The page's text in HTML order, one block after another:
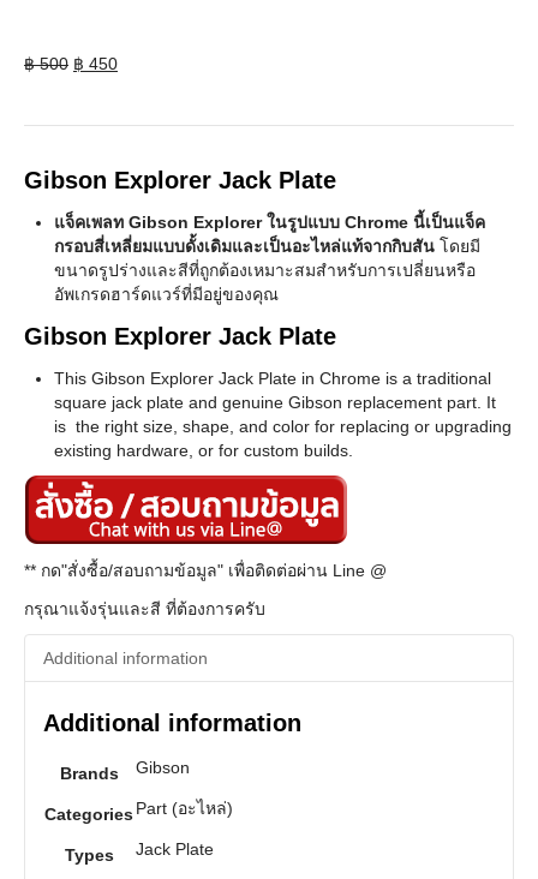
฿500 Original
฿ 450Current
Gibson Explorer Jack Plate
แจ็คเพลท Gibson Explorer ในรูปแบบ Chrome นี้เป็นแจ็ค
กรอบสี่เหลี่ยมแบบดั้งเดิมและเป็นอะไหล่แท้จากกิบสัน โดยมี
ขนาดรูปร่างและสีที่ถูกต้องเหมาะสมสำหรับการเปลี่ยนหรือ
อัพเกรดฮาร์ดแวร์ที่มีอยู่ของคุณ
Gibson Explorer Jack Plate
This Gibson Explorer Jack Plate in Chrome is a traditional
square jack plate and genuine Gibson replacement part. It
is the right size, shape, and color for replacing or upgrading
existing hardware, or for custom builds.
** กด"สั่งซื้อ/สอบถามข้อมูล" เพื่อติดต่อผ่าน Line @
กรุณาแจ้งรุ่นและสี ที่ต้องการครับ
Additional information
Additional information
Brands Gibson
CategoriesPart (อะไหล่)
Types Jack Plate